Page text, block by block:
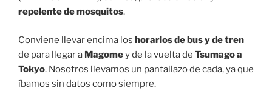
repelente de mosquitos.
Conviene llevar encima los horarios de bus y de tren
de para llegar a Magomey de la vuelta de Tsumago a
Tokyo. Nosotros llevamos un pantallazo de cada, ya que
íbamos sin datos como siempre.